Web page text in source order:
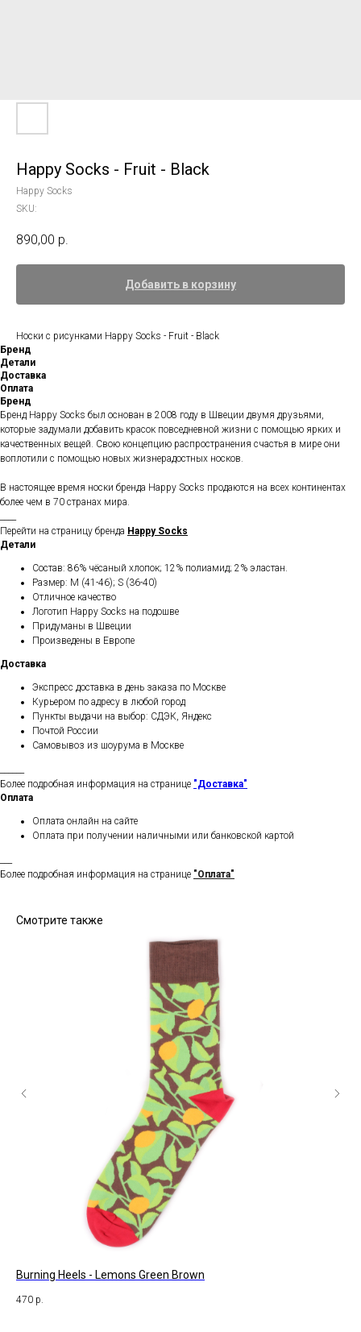
Happy Socks - Fruit - Black
Happy Socks
SKU:
890,00 р.
Добавить в корзину
Носки с рисунками Happy Socks - Fruit - Black
Бренд
Детали
Доставка
Оплата
Бренд
Бренд Happy Socks был основан в 2008 году в Швеции двумя друзьями,
которые задумали добавить красок повседневной жизни с помощью ярких и
качественных вещей. Свою концепцию распространения счастья в мире они
воплотили с помощью новых жизнерадостных носков.
В настоящее время носки бренда Happy Socks продаются на всех континентах
более чем в 70 странах мира.
Перейти на страницу бренда Happy Socks
Детали
Состав: 86% чёсаный хлопок; 12% полиамид; 2% эластан.
Размер: M (41-46); S (36-40)
Отличное качество
Логотип Happy Socks на подошве
Придуманы в Швеции
Произведены в Европе
Доставка
Экспресс доставка в день заказа по Москве
Курьером по адресу в любой город
Пункты выдачи на выбор: СДЭК, Яндекс
Почтой России
Самовывоз из шоурума в Москве
Более подробная информация на странице "Доставка"
Оплата
Оплата онлайн на сайте
Оплата при получении наличными или банковской картой
Более подробная информация на странице "Оплата"
Смотрите также
Burning Heels - Lemons Green Brown
470 р.